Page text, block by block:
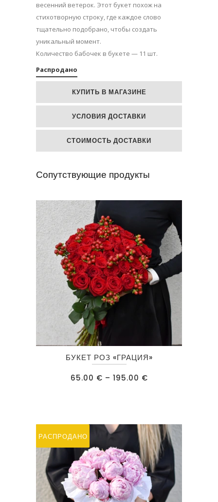
весенний ветерок. Этот букет похож на
стихотворную строку, где каждое слово
тщательно подобрано, чтобы создать
уникальный момент.
Количество бабочек в букете — 11 шт.
Распродано
КУПИТЬ В МАГАЗИНЕ
УСЛОВИЯ ДОСТАВКИ
СТОИМОСТЬ ДОСТАВКИ
Сопутствующие продукты
можно
выбрать
на
странице
товара.
БУКЕТ РОЗ «ГРАЦИЯ»
65.00 € – 195.00 €Диапазон
РАСПРОДАЖА
РАСПРОДАНО